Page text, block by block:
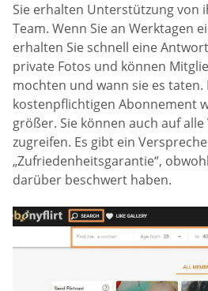
Sie erhalten Unterstützung von
Team. Wenn Sie an Werktagen
erhalten Sie schnell eine
private Fotos und können
mochten und wann sie es taten.
kostenpflichtigen Abonnement
größer. Sie können auch auf
zugreifen. Es gibt ein
„Zufriedenheitsgarantie“,
darüber beschwert haben.